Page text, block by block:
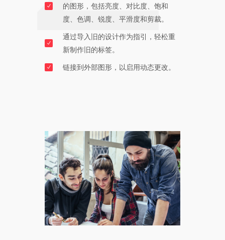
的图形，包括亮度、对比度、饱和
度、色调、锐度、平滑度和剪裁。
通过导入旧的设计作为指引，轻松重
新制作旧的标签。
链接到外部图形，以启用动态更改。